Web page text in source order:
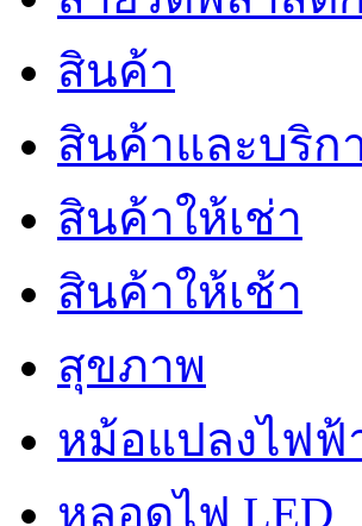
สินค้า
สินค้าและบริก
สินค้าให้เช่า
สินค้าให้เช้า
สุขภาพ
หม้อแปลงไฟฟ้
หลอดไฟ LED